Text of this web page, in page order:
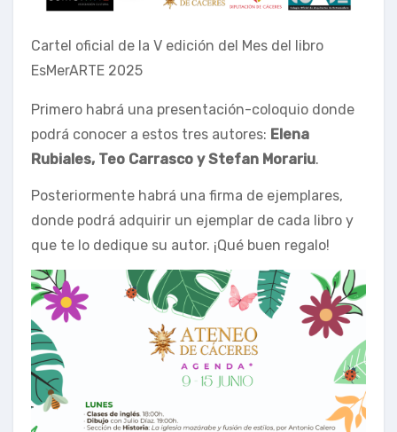
Cartel oficial de la V edición del Mes del libro
EsMerARTE 2025
Primero habrá una presentación-coloquio donde
podrá conocer a estos tres autores: Elena
Rubiales, Teo Carrasco y Stefan Morariu.
Posteriormente habrá una firma de ejemplares,
donde podrá adquirir un ejemplar de cada libro y
que te lo dedique su autor. ¡Qué buen regalo!